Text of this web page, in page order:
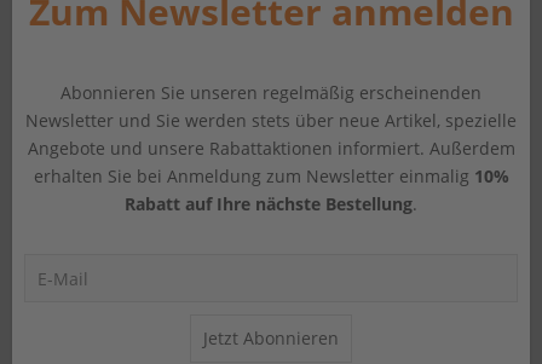
Zum Newsletter anmelden
Abonnieren Sie unseren regelmäßig erscheinenden
Newsletter und Sie werden stets über neue Artikel, spezielle
Angebote und unsere Rabattaktionen informiert. Außerdem
erhalten Sie bei Anmeldung zum Newsletter einmalig 10%
Rabatt auf Ihre nächste Bestellung.
Jetzt Abonnieren